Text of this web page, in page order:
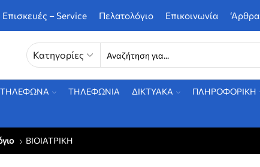
Επισκευές – Service Πελατολόγιο Επικοινωνία ‘Αρθρα
Κατηγορίες
ΤΗΛΕΦΩΝΑ ΤΗΛΕΦΩΝΙΑ ΔΙΚΤΥΑΚΑ ΠΛΗΡΟΦΟΡΙΚΗ
ΒΙΟΙΑΤΡΙΚΗ